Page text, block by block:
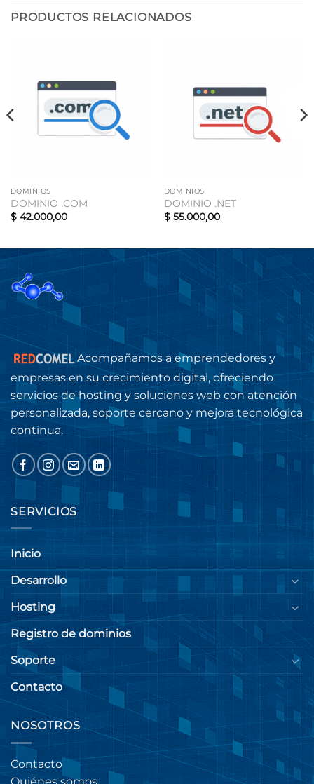
PRODUCTOS RELACIONADOS
DOMINIOS
DOMINIO .COM
$42.000,00
DOMINIOS
DOMINIO .NET
$55.000,00
Acompañamos a emprendedores y
empresas en su crecimiento digital, ofreciendo
servicios de hosting y soluciones web con atención
personalizada, soporte cercano y mejora tecnológica
continua.
SERVICIOS
Inicio
Desarrollo
Hosting
Registro de dominios
Soporte
Contacto
NOSOTROS
Contacto